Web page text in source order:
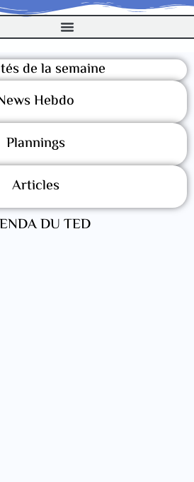
de la semaine
Hebdo
Plannings
Articles
DU TED